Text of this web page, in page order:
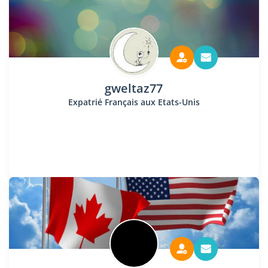
gweltaz77
Expatrié Français aux Etats-Unis